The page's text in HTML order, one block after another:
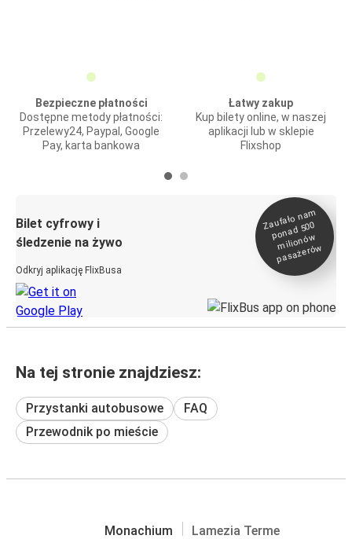
Bezpieczne płatności
Dostępne metody płatności:
Przelewy24, Paypal, Google
Pay, karta bankowa
Łatwy zakup
Kup bilety online, w naszej
aplikacji lub w sklepie
Flixshop
Bilet cyfrowy i
śledzenie na żywo
Odkryj aplikację FlixBusa
Zaufało na
m
ponad 500
milionó
w
pasażeró
w
Na tej stronie znajdziesz:
Przystanki autobusowe
FAQ
Przewodnik po mieście
Monachium Lamezia Terme